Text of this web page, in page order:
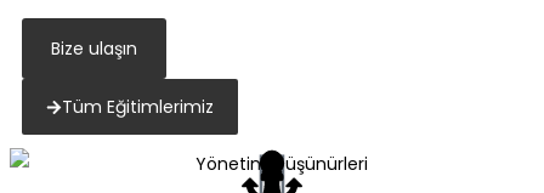
Bize ulaşın
Tüm Eğitimlerimiz